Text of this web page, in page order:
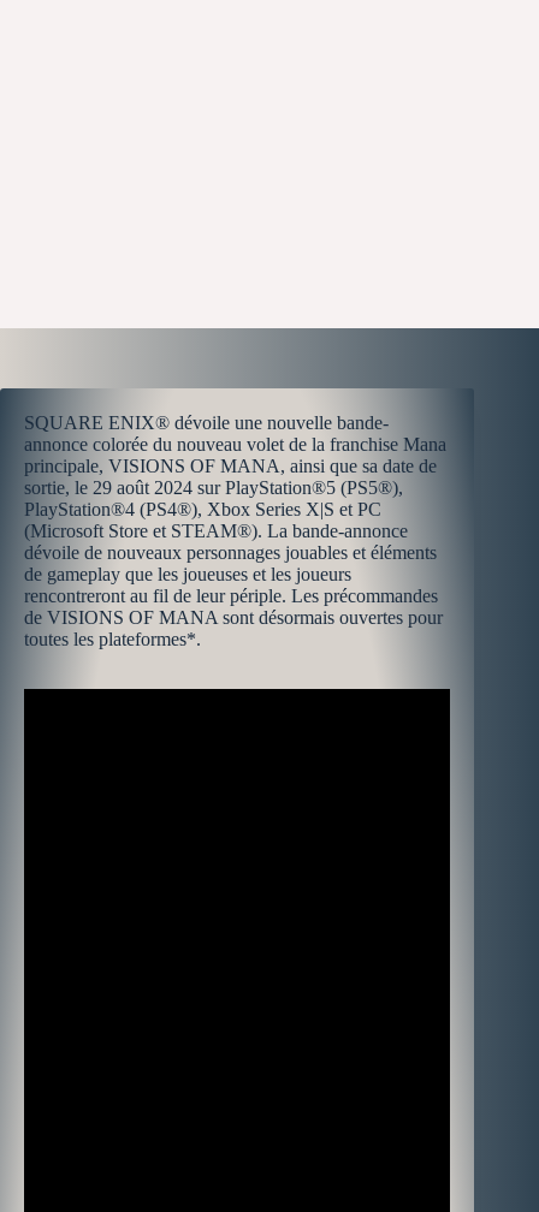
SQUARE ENIX® dévoile une nouvelle bande-
annonce colorée du nouveau volet de la franchise Mana
principale, VISIONS OF MANA, ainsi que sa date de
sortie, le 29 août 2024 sur PlayStation®5 (PS5®),
PlayStation®4 (PS4®), Xbox Series X|S et PC
(Microsoft Store et STEAM®). La bande-annonce
dévoile de nouveaux personnages jouables et éléments
de gameplay que les joueuses et les joueurs
rencontreront au fil de leur périple. Les précommandes
de VISIONS OF MANA sont désormais ouvertes pour
toutes les plateformes*.